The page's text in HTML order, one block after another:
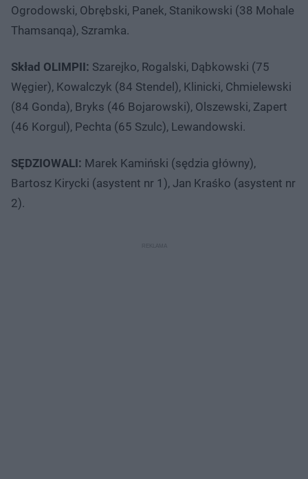
Ogrodowski, Obrębski, Panek, Stanikowski (38 Mohale
Thamsanqa), Szramka.
Skład OLIMPII: Szarejko, Rogalski, Dąbkowski (75
Węgier), Kowalczyk (84 Stendel), Klinicki, Chmielewski
(84 Gonda), Bryks (46 Bojarowski), Olszewski, Zapert
(46 Korgul), Pechta (65 Szulc), Lewandowski.
SĘDZIOWALI: Marek Kamiński (sędzia główny),
Bartosz Kirycki (asystent nr 1), Jan Kraśko (asystent nr
2).